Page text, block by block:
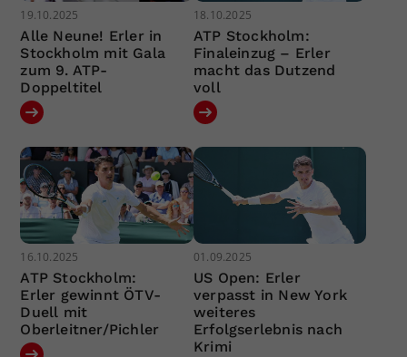
19.10.2025
Alle Neune! Erler in
Stockholm mit Gala
zum 9. ATP-
Doppeltitel
18.10.2025
ATP Stockholm:
Finaleinzug – Erler
macht das Dutzend
voll
16.10.2025
ATP Stockholm:
Erler gewinnt ÖTV-
Duell mit
Oberleitner/Pichler
01.09.2025
US Open: Erler
verpasst in New York
weiteres
Erfolgserlebnis nach
Krimi